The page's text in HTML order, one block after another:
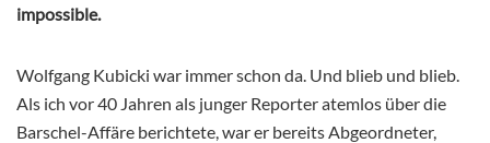
impossible.
Wolfgang Kubicki war immer schon da. Und blieb und blieb.
Als ich vor 40 Jahren als junger Reporter atemlos über die
Barschel-Affäre berichtete, war er bereits Abgeordneter,